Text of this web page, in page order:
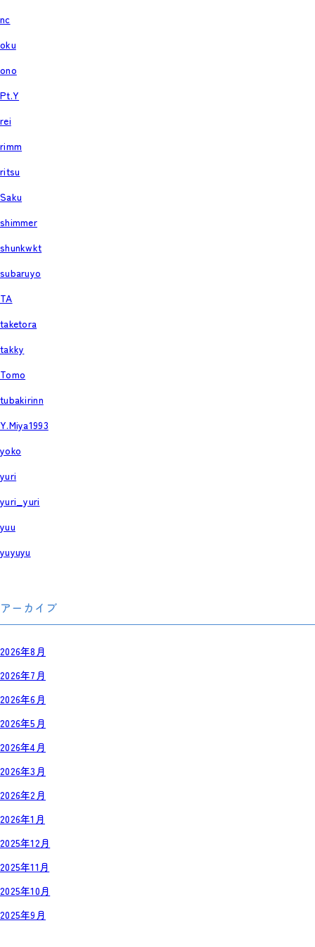
nc
oku
ono
Pt.Y
rei
rimm
ritsu
Saku
shimmer
shunkwkt
subaruyo
TA
taketora
takky
Tomo
tubakirinn
Y.Miya1993
yoko
yuri
yuri_yuri
yuu
yuyuyu
アーカイブ
2026年8月
2026年7月
2026年6月
2026年5月
2026年4月
2026年3月
2026年2月
2026年1月
2025年12月
2025年11月
2025年10月
2025年9月